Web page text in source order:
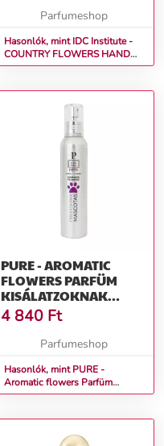
Parfumeshop
Hasonlók, mint IDC Institute -
COUNTRY FLOWERS HAND
DUO Ajándékcsomag
PURE - AROMATIC
FLOWERS PARFÜM
KISÁLATZOKNAK
150ML
4 840 Ft
Parfumeshop
Hasonlók, mint PURE -
Aromatic flowers Parfüm
kisálatzoknak 150ml